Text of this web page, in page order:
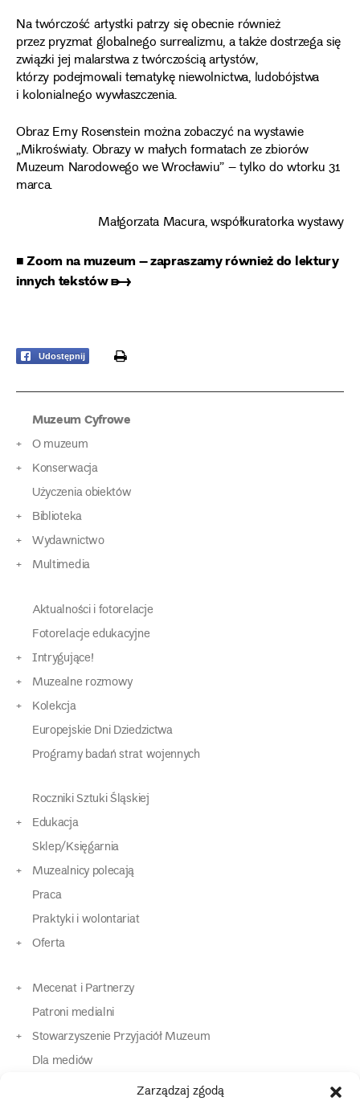
Zarządzaj zgodą
Na twórczość artystki patrzy się obecnie również
przez pryzmat globalnego surrealizmu, a także dostrzega się
związki jej malarstwa z twórczością artystów,
którzy podejmowali tematykę niewolnictwa, ludobójstwa
i kolonialnego wywłaszczenia.
Obraz Erny Rosenstein można zobaczyć na wystawie
„Mikroświaty. Obrazy w małych formatach ze zbiorów
Muzeum Narodowego we Wrocławiu” – tylko do wtorku 31
marca.
Małgorzata Macura, współkuratorka wystawy
■ Zoom na muzeum – zapraszamy również do lektury
innych tekstów ➸
Udostępnij print
Muzeum Cyfrowe
O muzeum
Konserwacja
Użyczenia obiektów
Biblioteka
Wydawnictwo
Multimedia
Aktualności i fotorelacje
Fotorelacje edukacyjne
Intrygujące!
Muzealne rozmowy
Kolekcja
Europejskie Dni Dziedzictwa
Programy badań strat wojennych
Roczniki Sztuki Śląskiej
Edukacja
Sklep/Księgarnia
Muzealnicy polecają
Praca
Praktyki i wolontariat
Oferta
Mecenat i Partnerzy
Patroni medialni
Stowarzyszenie Przyjaciół Muzeum
Dla mediów
Dla osób o specjalnych potrzebach